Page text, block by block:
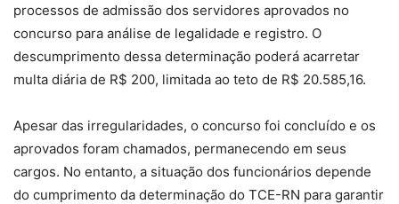
processos de admissão dos servidores aprovados no
concurso para análise de legalidade e registro. O
descumprimento dessa determinação poderá acarretar
multa diária de R$ 200, limitada ao teto de R$ 20.585,16.
Apesar das irregularidades, o concurso foi concluído e os
aprovados foram chamados, permanecendo em seus
cargos. No entanto, a situação dos funcionários depende
do cumprimento da determinação do TCE-RN para garantir